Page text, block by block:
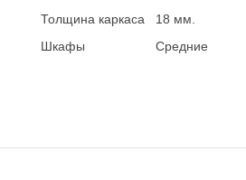
Толщина каркаса
18 мм.
Шкафы
Средние